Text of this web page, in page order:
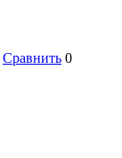
Сравнить 0